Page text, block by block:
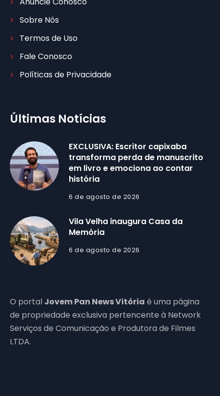
Sobre Nós
Termos de Uso
Fale Conosco
Políticas de Privacidade
Últimas Notícias
EXCLUSIVA: Escritor capixaba
transforma perda de manuscrito
em livro e emociona ao contar
história
6 de agosto de 2026
Vila Velha inaugura Casa da
Memória
6 de agosto de 2026
O portal Jovem Pan News Vitória é uma página
de propriedade exclusiva pertencente à Network
Serviços de Comunicação e Produtora de Filmes
LTDA.